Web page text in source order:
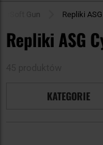
AirSoft Gun Repliki
Repliki ASG
KATEGORIE